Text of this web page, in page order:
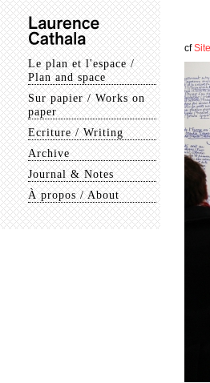
Le plan et l'espace /
Plan and space
Sur papier / Works on
paper
Ecriture / Writing
Archive
Journal & Notes
À propos / About
cf